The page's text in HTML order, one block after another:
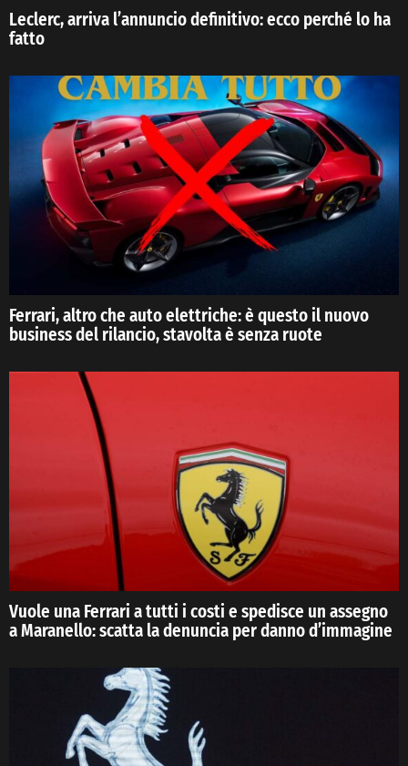
Leclerc, arriva l’annuncio definitivo: ecco perché lo ha
fatto
Ferrari, altro che auto elettriche: è questo il nuovo
business del rilancio, stavolta è senza ruote
Vuole una Ferrari a tutti i costi e spedisce un assegno
a Maranello: scatta la denuncia per danno d’immagine